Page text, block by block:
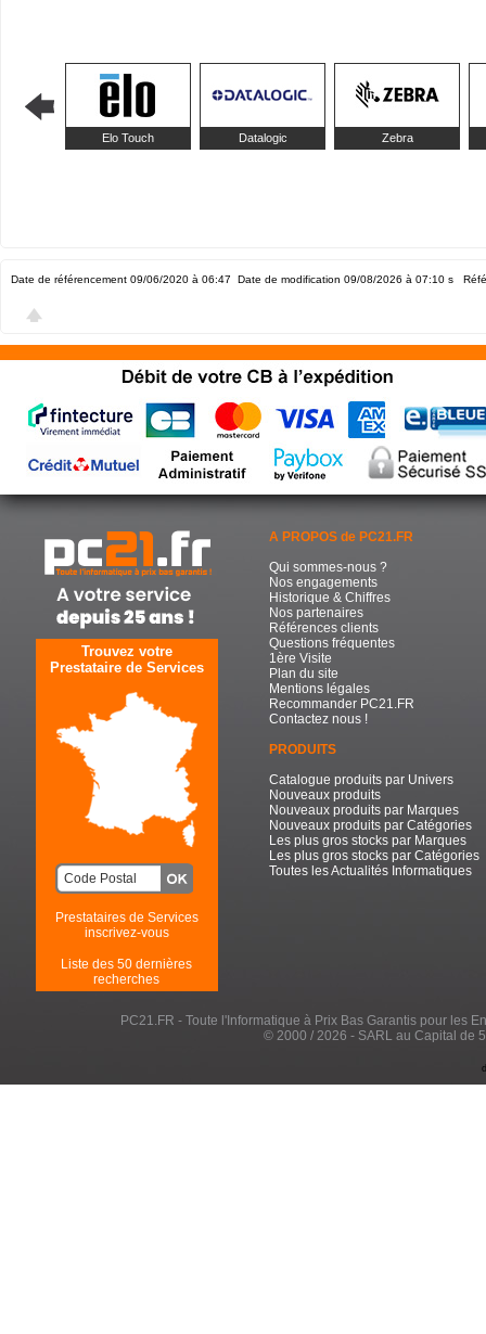
Elo Touch Datalogic Zebra
Date de référencement 09/06/2020 à 06:47 Date de modification 09/08/2026 à 07:10 s
Trouvez votre
Prestataire de Services
Prestataires de Services
inscrivez-vous
Liste des 50 dernières
recherches
A PROPOS de PC21.FR
Qui sommes-nous ?
Nos engagements
Historique & Chiffres
Nos partenaires
Références clients
Questions fréquentes
1ère Visite
Plan du site
Mentions légales
Recommander PC21.FR
Contactez nous !
PRODUITS
Catalogue produits par Univers
Nouveaux produits
Nouveaux produits par Marques
Nouveaux produits par Catégories
Les plus gros stocks par Marques
Les plus gros stocks par Catégories
Toutes les Actualités Informatiques
PC21.FR - Toute l'Informatique à Prix Bas Garantis pour les
© 2000 / 2026 - SARL au Capital de